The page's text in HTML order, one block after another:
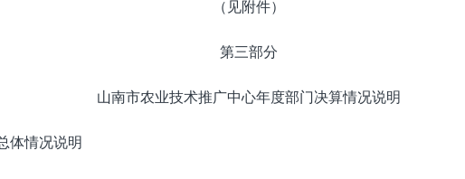
（见附件）
第三部分
山南市农业技术推广中心年度部门决算情况说明
体情况说明